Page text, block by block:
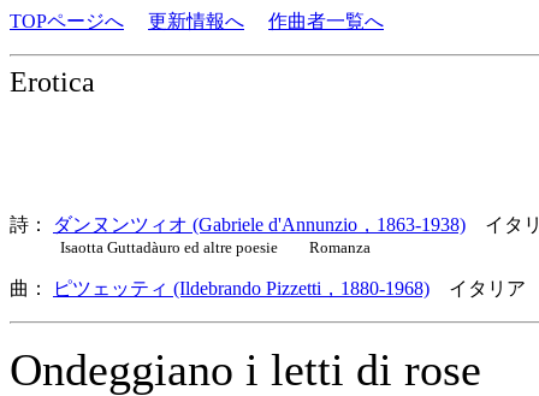
TOPページへ 更新情報へ 作曲者一覧へ
Erotica
詩： ダンヌンツィオ (Gabriele d'Annunzio，1863-1938) イタ
Isaotta Guttadàuro ed altre poesie Romanza
曲： ピツェッティ (Ildebrando Pizzetti，1880-1968) イタリア
Ondeggiano i letti di rose